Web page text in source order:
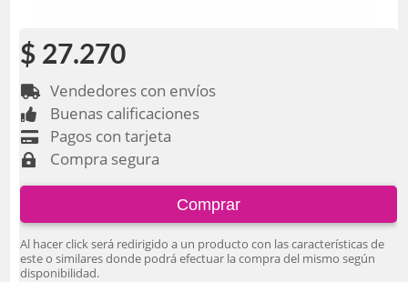
$ 27.270
 Vendedores con envíos
 Buenas calificaciones
 Pagos con tarjeta
 Compra segura
Comprar
Al hacer click será redirigido a un producto con las características de
este o similares donde podrá efectuar la compra del mismo según
disponibilidad.